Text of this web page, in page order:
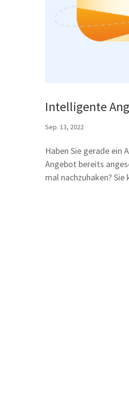
Intelligente
Sep. 13, 2022
Haben Sie gerade ein
Angebot bereits
mal nachzuhaken?